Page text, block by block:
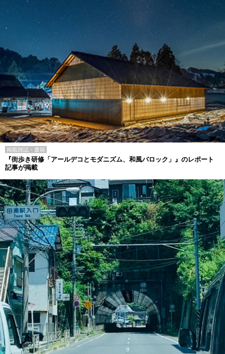
掲載雑誌・書籍
『街歩き研修「アールデコとモダニズム、和風バロック」』のレポート
記事が掲載